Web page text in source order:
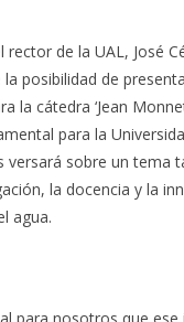
rector de la UAL, José
posibilidad de
la cátedra ‘Jean
para la
versará sobre un tema
la docencia y la
agua.